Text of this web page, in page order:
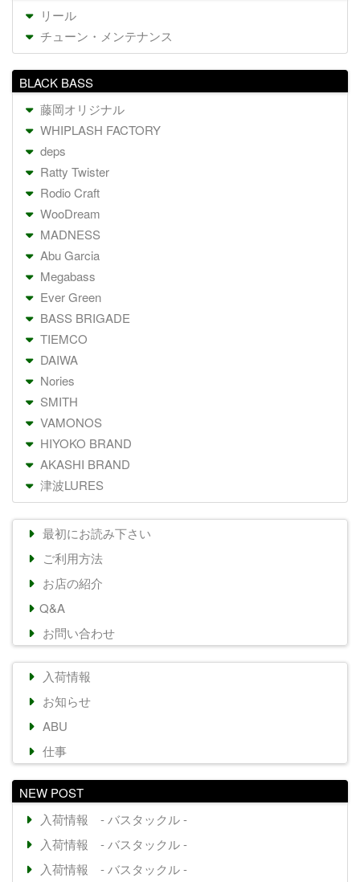
リール
チューン・メンテナンス
BLACK BASS
藤岡オリジナル
WHIPLASH FACTORY
deps
Ratty Twister
Rodio Craft
WooDream
MADNESS
Abu Garcia
Megabass
Ever Green
BASS BRIGADE
TIEMCO
DAIWA
Nories
SMITH
VAMONOS
HIYOKO BRAND
AKASHI BRAND
津波LURES
最初にお読み下さい
ご利用方法
お店の紹介
Q&A
お問い合わせ
入荷情報
お知らせ
ABU
仕事
NEW POST
入荷情報 - バスタックル -
入荷情報 - バスタックル -
入荷情報 - バスタックル -